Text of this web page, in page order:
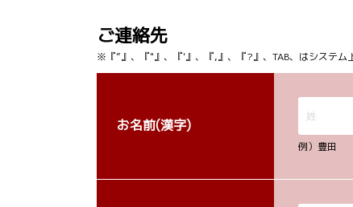
ご連絡先
※『”』、『"』、『'』、『,』、『?』、TAB、はシステム
お名前(漢字)
例）豊田